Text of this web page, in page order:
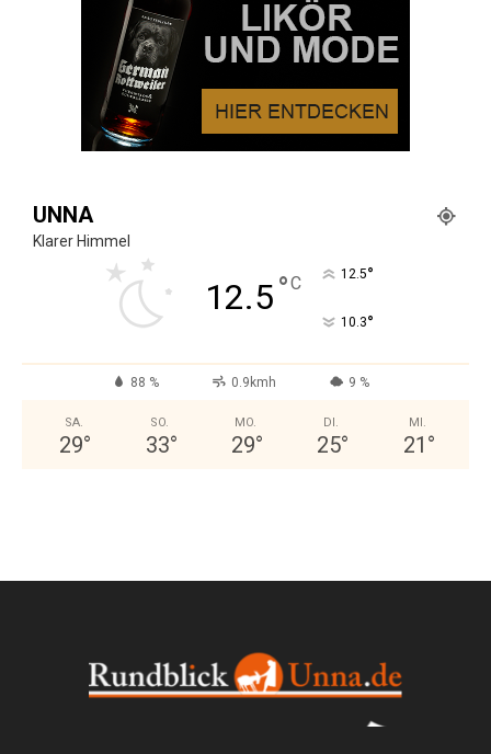
UNNA
Klarer Himmel
12.5°C 12.5°
10.3°
88 % 0.9kmh 9 %
SA.
29°
SO.
33°
MO.
29°
DI.
25°
MI.
21 °